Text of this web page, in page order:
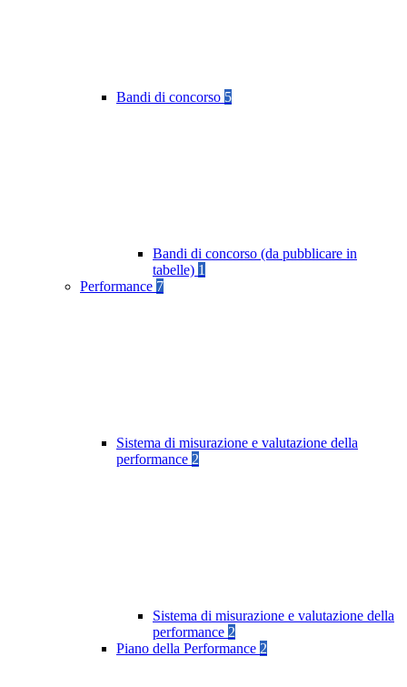
Bandi di concorso 5
Bandi di concorso (da pubblicare in
tabelle) 1
Performance 7
Sistema di misurazione e valutazione della
performance 2
Sistema di misurazione e valutazione della
performance 2
Piano della Performance 2